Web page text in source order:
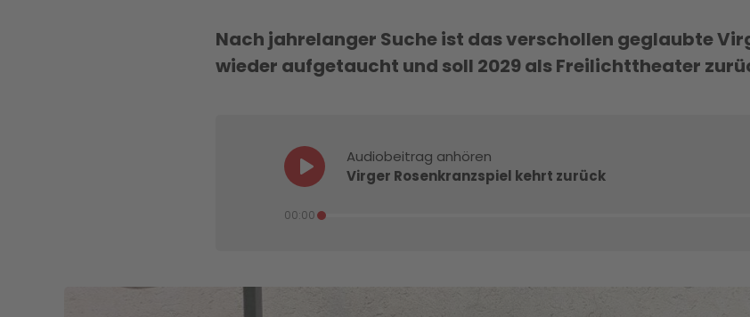
Nach jahrelanger Suche ist das verschollen geglaubte
wieder aufgetaucht und soll 2029 als Freilichttheater
Audiobeitrag anhören
Virger Rosenkranzspiel kehrt zurück
00:00